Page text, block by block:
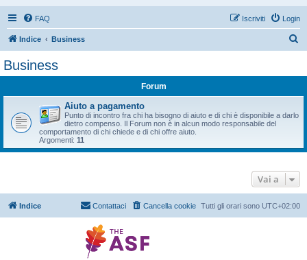
FAQ Login
Iscriviti
Indice Business
Business
Forum
Aiuto a pagamento
Punto di incontro fra chi ha bisogno di aiuto e di chi è disponibile a darlo
dietro compenso. Il Forum non è in alcun modo responsabile del
comportamento di chi chiede e di chi offre aiuto.
Argomenti: 11
Vai a
Indice Tutti gli orari sono UTC+02:00
Cancella cookie
Contattaci